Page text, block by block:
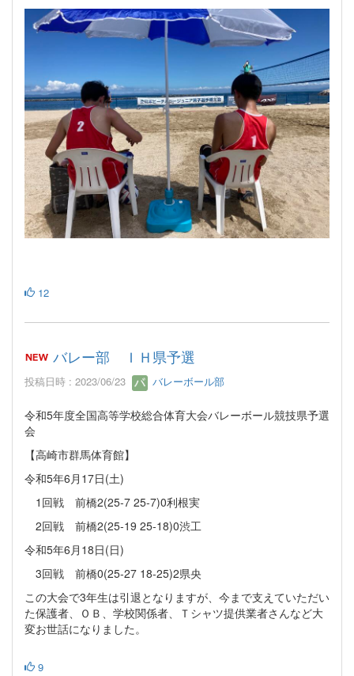
12
バレー部 ＩＨ県予選
投稿日時 : 2023/06/23 バレーボール部
令和5年度全国高等学校総合体育大会バレーボール競技県予選
会
【高崎市群馬体育館】
令和5年6月17日(土)
1回戦 前橋2(25-7 25-7)0利根実
2回戦 前橋2(25-19 25-18)0渋工
令和5年6月18日(日)
3回戦 前橋0(25-27 18-25)2県央
この大会で3年生は引退となりますが、今まで支えていただい
た保護者、ＯＢ、学校関係者、Ｔシャツ提供業者さんなど大
変お世話になりました。
9